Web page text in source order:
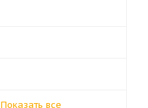
Показать все